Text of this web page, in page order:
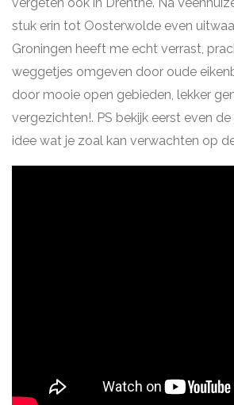
stuk erin tot Oosterwolde even
Groningen heeft me echt verrast,
weggetjes omgeven door oude
door mooie open gebieden, lekker
vergezichten!. PS bekijk eerst even
idee wat je zoal kan verwachten op